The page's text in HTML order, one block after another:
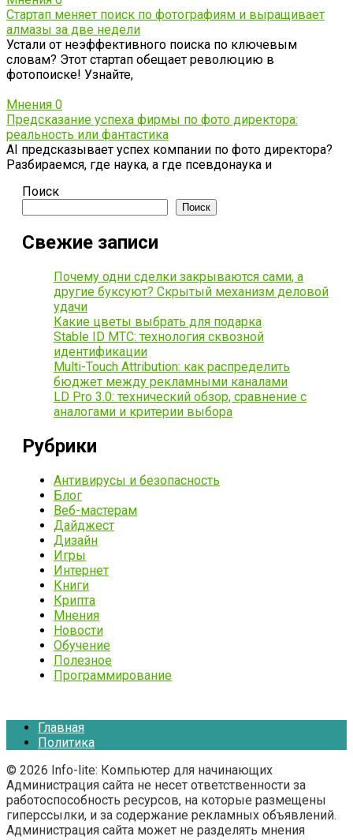
Стартап меняет поиск по фотографиям и выращивает
алмазы за две недели
Устали от неэффективного поиска по ключевым
словам? Этот стартап обещает революцию в
фотопоиске! Узнайте,
Мнения 0
Предсказание успеха фирмы по фото директора:
реальность или фантастика
AI предсказывает успех компании по фото директора?
Разбираемся, где наука, а где псевдонаука и
Поиск
Поиск
Свежие записи
Почему одни сделки закрываются сами, а
другие буксуют? Скрытый механизм деловой
удачи
Какие цветы выбрать для подарка
Stable ID МТС: технология сквозной
идентификации
Multi-Touch Attribution: как распределить
бюджет между рекламными каналами
LD Pro 3.0: технический обзор, сравнение с
аналогами и критерии выбора
Рубрики
Антивирусы и безопасность
Блог
Веб-мастерам
Дайджест
Дизайн
Игры
Интернет
Книги
Крипта
Мнения
Новости
Обучение
Полезное
Программирование
Главная
Политика
© 2026 Info-lite: Компьютер для начинающих
Администрация сайта не несет ответственности за
работоспособность ресурсов, на которые размещены
гиперссылки, и за содержание рекламных объявлений.
Администрация сайта может не разделять мнения